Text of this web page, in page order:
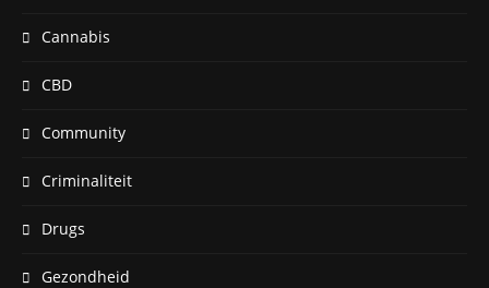
Cannabis
CBD
Community
Criminaliteit
Drugs
Gezondheid